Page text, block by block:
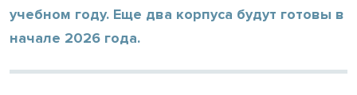
учебном году. Еще два корпуса будут готовы в
начале 2026 года.